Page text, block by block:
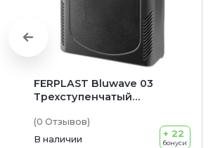
FERPLAST Bluwave 03
Трехступенчатый
фильтрующими
материалами и насосом
(0 Отзывов)
В наличии
+ 22
бонуси